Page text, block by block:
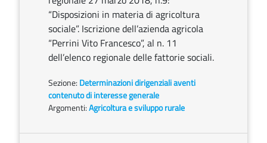
“Disposizioni in materia di agricoltura
sociale”. Iscrizione dell’azienda agricola
“Perrini Vito Francesco”, al n. 11
dell’elenco regionale delle fattorie sociali.
Sezione: Determinazioni dirigenziali aventi
contenuto di interesse generale
Argomenti:Agricoltura e sviluppo rurale